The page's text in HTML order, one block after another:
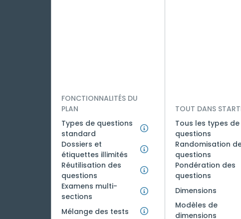
FONCTIONNALITÉS DU
PLAN
Types de questions
standard
Dossiers et
étiquettes illimités
Réutilisation des
questions
Examens multi-
sections
Mélange des tests
TOUT DANS
Tous les types de
questions
Randomisation
questions
Pondération des
questions
Dimensions
Modèles de
dimensions